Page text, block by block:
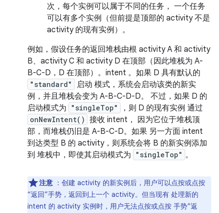
次，每个实例可以属于不同的任务， 一个任务
可以有多个实例（但前提是顶部的 activity 不是
activity 的现有实例）。
例如，假设任务的返回堆栈由根 activity A 和 activity
B、activity C 和 activity D 在顶部（因此堆栈为 A-
B-C-D，D 在顶部）。intent 。如果 D 具有默认的
"standard"
启动 模式，系统会启动该类的新实
例，并且堆栈会变为 A-B-C-D-D。 不过，如果 D 的
启动模式为
"singleTop" ，则 D 的现有实例 通过
onNewIntent() 接收 intent， 因为它位于堆栈顶
部，而堆栈仍旧是 A-B-C-D。如果 另一方面 intent
到达类型 B 的 activity，则系统会将 B 的新实例添加
到 堆栈中，即使其启动模式为
"singleTop" 。
注意 ：创建 activity 的新实例后，用户可以点按或点按
“返回”手势，返回到上一个 activity。但当现有 处理新的
intent 的 activity 实例时，用户无法点按或点按 手势“返